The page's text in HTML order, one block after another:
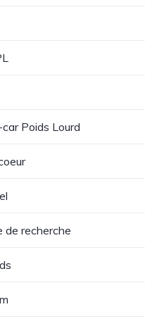
Poids Lourd
de recherche